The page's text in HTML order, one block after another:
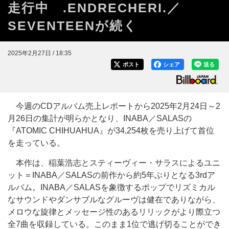
走行中 .ENDRECHERI.／
SEVENTEENが続く
2025年2月27日 / 18:35
送る
シェア
ポスト
今週のCDアルバム売上レポートから2025年2月24日～2
月26日の集計が明らかとなり、INABA／SALASの
『ATOMIC CHIHUAHUA』が34,254枚を売り上げて首位
を走っている。
本作は、稲葉浩志とスティーヴィー・サラスによるユニ
ット＝INABA／SALASの前作から約5年ぶりとなる3rdア
ルバム。INABA／SALASを象徴するポップでリズミカル
なサウンドやダンサブルなグルーヴは健在でありながら、
メロウな旋律とメッセージ性のあるリリックがより際立つ
全7曲を収録している。このまま1位で逃げ切ることができ